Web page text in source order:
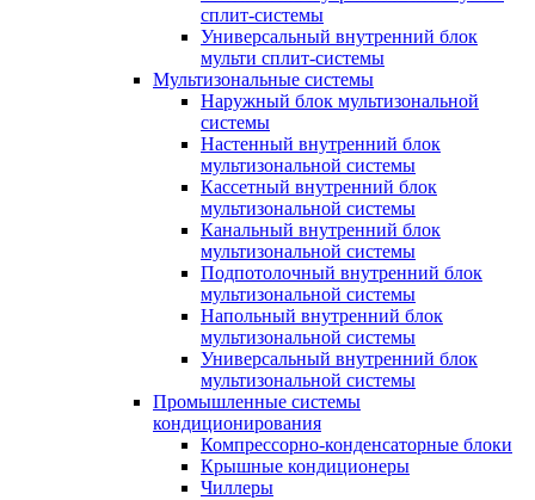
сплит-системы
Универсальный внутренний блок
мульти сплит-системы
Мультизональные системы
Наружный блок мультизональной
системы
Настенный внутренний блок
мультизональной системы
Кассетный внутренний блок
мультизональной системы
Канальный внутренний блок
мультизональной системы
Подпотолочный внутренний блок
мультизональной системы
Напольный внутренний блок
мультизональной системы
Универсальный внутренний блок
мультизональной системы
Промышленные системы
кондиционирования
Компрессорно-конденсаторные блоки
Крышные кондиционеры
Чиллеры